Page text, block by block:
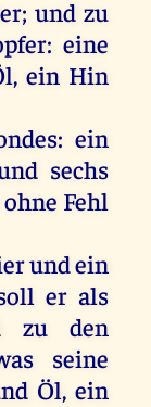
;und zu
:eine
,ein Hin
ein
sechs
ohne Fehl
undein
er als
zu
den
seine
Öl,ein